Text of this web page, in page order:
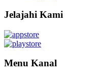
Jelajahi Kami
Menu Kanal